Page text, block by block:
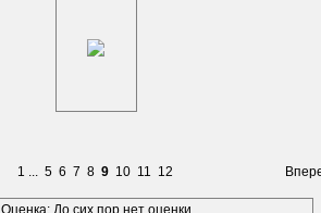
1 ... 5 6 7 8 9 10 11 12
Оценка: До сих пор нет оценки